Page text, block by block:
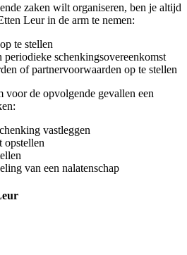
zaken wilt organiseren, ben je altijd
Leur in de arm te nemen:
te stellen
periodieke schenkingsovereenkomst
of partnervoorwaarden op te stellen
voor de opvolgende gevallen een
vastleggen
opstellen
van een nalatenschap